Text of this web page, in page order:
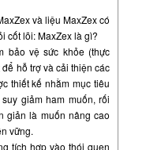
và liệu MaxZex có
cốt lõi: MaxZex là gì?
bảo vệ sức khỏe (thực
hỗ trợ và cải thiện các
thiết kế nhằm mục tiêu
giảm ham muốn, rối
giản là muốn nâng cao
vững.
tích hợp vào thói quen